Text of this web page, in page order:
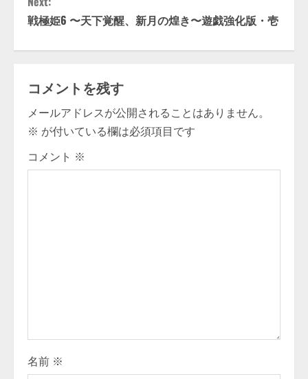
n
t
n
u
e
n
g
戦極姫6 〜天下覚醒、新月の煌き〜遊戯強化版・壱
コメントを残す
メールアドレスが公開されることはありません。
※ が付いている欄は必須項目です
コメント ※
名前 ※